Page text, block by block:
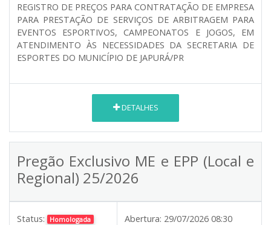
REGISTRO DE PREÇOS PARA CONTRATAÇÃO DE EMPRESA
PARA PRESTAÇÃO DE SERVIÇOS DE ARBITRAGEM PARA
EVENTOS ESPORTIVOS, CAMPEONATOS E JOGOS, EM
ATENDIMENTO ÀS NECESSIDADES DA SECRETARIA DE
ESPORTES DO MUNICÍPIO DE JAPURÁ/PR
DETALHES
Pregão Exclusivo ME e EPP (Local e
Regional) 25/2026
Status: Homologada Abertura: 29/07/2026 08:30